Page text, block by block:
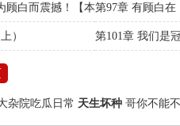
】 AD！【求订阅】
顾白而震撼！【本第97章 有顾白在
【求订阅】
） 第101章 我们是
杂院吃瓜日常 天生坏种 哥你不能